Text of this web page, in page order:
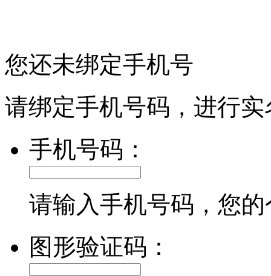
您还未绑定手机号
请绑定手机号码，进行
手机号码：
请输入手机号码，您
图形验证码：